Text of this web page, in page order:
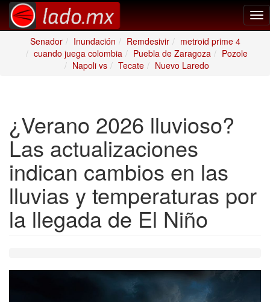
Senador
Inundación Remdesivir
metroid prime 4
cuando juega colombia
Puebla de Zaragoza
Pozole
Napoli vs
Tecate Nuevo Laredo
¿Verano 2026 lluvioso?
Las actualizaciones
indican cambios en las
lluvias y temperaturas por
la llegada de El Niño